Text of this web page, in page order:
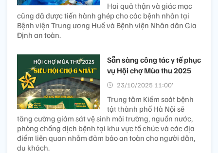
Hai quả thận và giác mạc
cũng đã được tiến hành ghép cho các bệnh nhân tại
Bệnh viện Trung ương Huế và Bệnh viện Nhân dân Gia
Định an toàn.
Sẵn sàng công tác y tế phục
vụ Hội chợ Mùa thu 2025
23/10/2025 11:00’
Trung tâm Kiểm soát bệnh
tật thành phố Hà Nội sẽ
tăng cường giám sát vệ sinh môi trường, nguồn nước,
phòng chống dịch bệnh tại khu vực tổ chức và các địa
điểm liên quan nhằm đảm bảo an toàn cho người dân,
du khách.